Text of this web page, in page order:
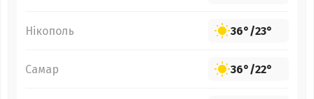
Нікополь 36°/23°
Самар 36°/22°